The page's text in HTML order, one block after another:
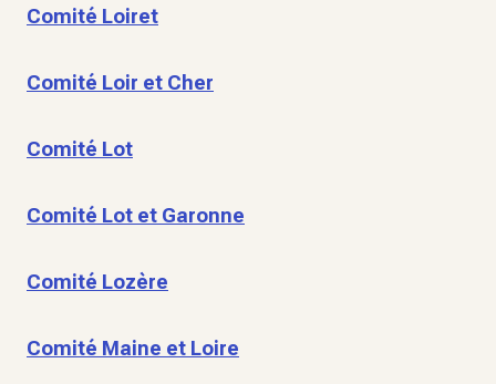
Comité Loiret
Comité Loir et Cher
Comité Lot
Comité Lot et Garonne
Comité Lozère
Comité Maine et Loire